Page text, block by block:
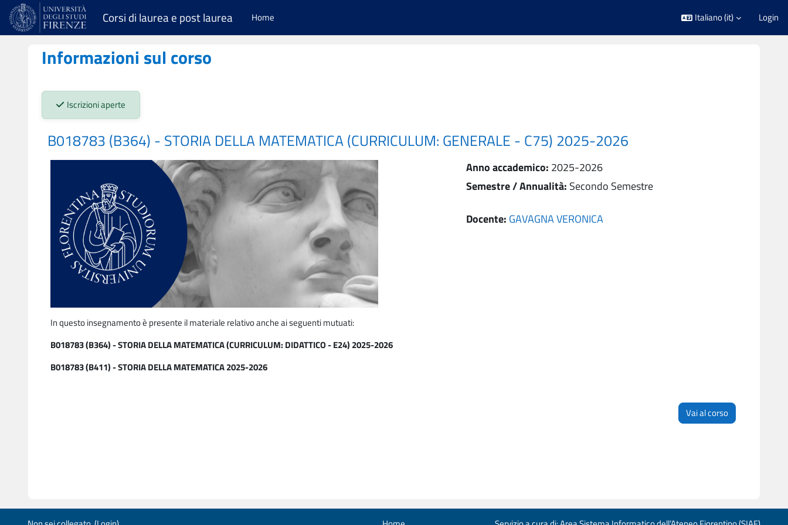
Vai al contenuto principale
Corsi di laurea e post laurea Home Italiano ‎(it)‎ Login
Informazioni sul corso
Stato iscrizioni:
Iscrizioni aperte
B018783 (B364) - STORIA DELLA MATEMATICA (CURRICULUM: GENERALE - C75) 2025-2026
In questo insegnamento è presente il materiale relativo anche ai seguenti mutuati:
B018783 (B364) - STORIA DELLA MATEMATICA (CURRICULUM: DIDATTICO - E24) 2025-2026
B018783 (B411) - STORIA DELLA MATEMATICA 2025-2026
Anno accademico: 2025-2026
Semestre / Annualità: Secondo Semestre
Docente: GAVAGNA VERONICA
Vai al corso